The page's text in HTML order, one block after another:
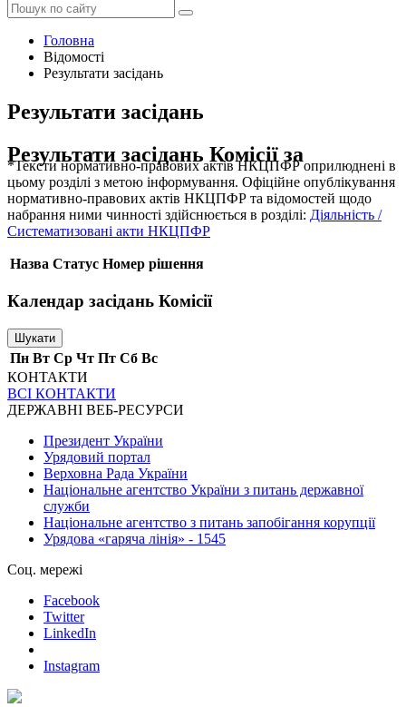
Головна
Відомості
Результати засідань
Результати засідань
Результати засідань Комісії за
*Тексти нормативно-правових актів НКЦПФР оприлюднені в
цьому розділі з метою інформування. Офіційне опублікування
нормативно-правових актів НКЦПФР та відомостей щодо
набрання ними чинності здійснюється в розділі: Діяльність /
Систематизовані акти НКЦПФР
Назва Статус Номер рішення
Календар засідань Комісії
Шукати
Пн Вт Ср Чт Пт Сб Вс
КОНТАКТИ
ВСІ КОНТАКТИ
ДЕРЖАВНІ ВЕБ-РЕСУРСИ
Президент України
Урядовий портал
Верховна Рада України
Національне агентство України з питань державної
служби
Національне агентство з питань запобігання корупції
Урядова «гаряча лінія» - 1545
Соц. мережі
Facebook
Twitter
LinkedIn
Instagram